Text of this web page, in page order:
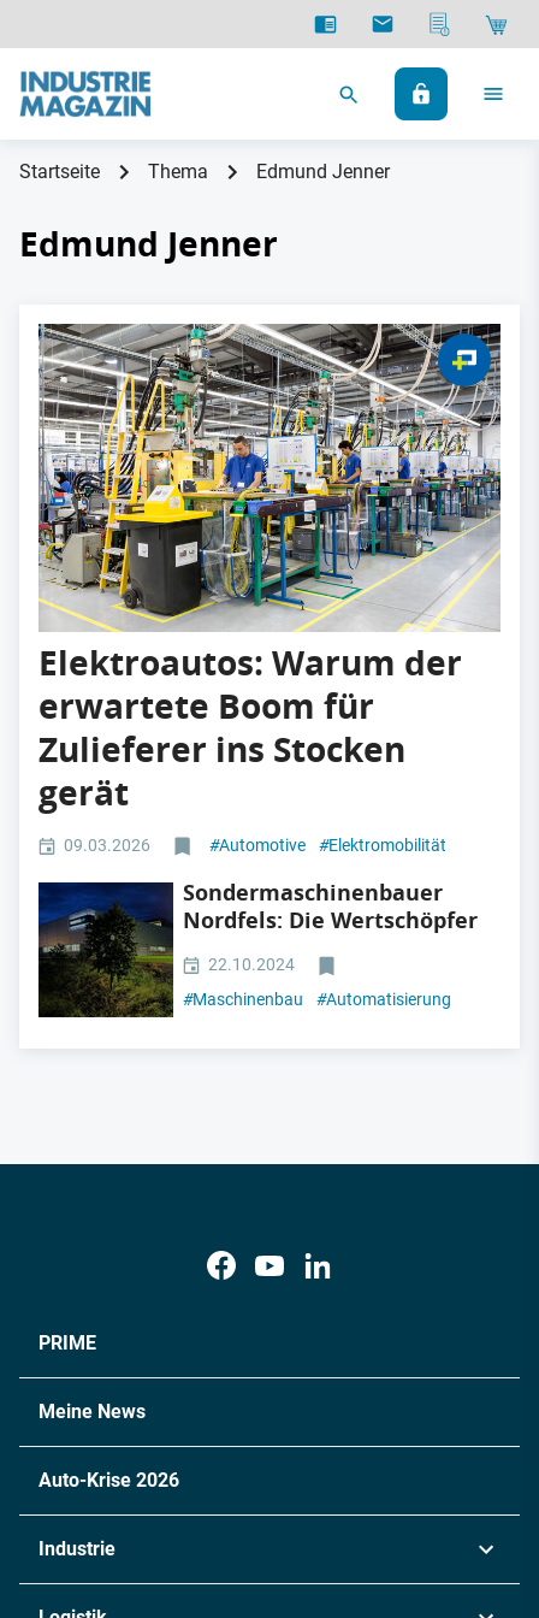
Startseite Thema Edmund Jenner
Edmund Jenner
Elektroautos: Warum der
erwartete Boom für
Zulieferer ins Stocken
gerät
09.03.2026 #Automotive #Elektromobilität
Sondermaschinenbauer
Nordfels: Die Wertschöpfer
22.10.2024
#Maschinenbau #Automatisierung
PRIME
Meine News
Auto-Krise 2026
Industrie